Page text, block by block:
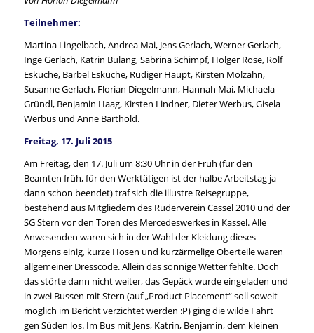
Teilnehmer:
Martina Lingelbach, Andrea Mai, Jens Gerlach, Werner Gerlach,
Inge Gerlach, Katrin Bulang, Sabrina Schimpf, Holger Rose, Rolf
Eskuche, Bärbel Eskuche, Rüdiger Haupt, Kirsten Molzahn,
Susanne Gerlach, Florian Diegelmann, Hannah Mai, Michaela
Gründl, Benjamin Haag, Kirsten Lindner, Dieter Werbus, Gisela
Werbus und Anne Barthold.
Freitag, 17. Juli 2015
Am Freitag, den 17. Juli um 8:30 Uhr in der Früh (für den
Beamten früh, für den Werktätigen ist der halbe Arbeitstag ja
dann schon beendet) traf sich die illustre Reisegruppe,
bestehend aus Mitgliedern des Ruderverein Cassel 2010 und der
SG Stern vor den Toren des Mercedeswerkes in Kassel. Alle
Anwesenden waren sich in der Wahl der Kleidung dieses
Morgens einig, kurze Hosen und kurzärmelige Oberteile waren
allgemeiner Dresscode. Allein das sonnige Wetter fehlte. Doch
das störte dann nicht weiter, das Gepäck wurde eingeladen und
in zwei Bussen mit Stern (auf „Product Placement“ soll soweit
möglich im Bericht verzichtet werden :P) ging die wilde Fahrt
gen Süden los. Im Bus mit Jens, Katrin, Benjamin, dem kleinen